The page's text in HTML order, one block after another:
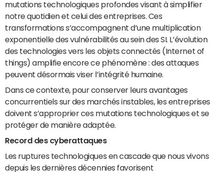
mutations technologiques profondes visant à simplifier
notre quotidien et celui des entreprises. Ces
transformations s’accompagnent d’une multiplication
exponentielle des vulnérabilités au sein des SI. L’évolution
des technologies vers les objets connectés (Internet of
things) amplifie encore ce phénomène : des attaques
peuvent désormais viser l’intégrité humaine.
Dans ce contexte, pour conserver leurs avantages
concurrentiels sur des marchés instables, les entreprises
doivent s’approprier ces mutations technologiques et se
protéger de manière adaptée.
Record des cyberattaques
Les ruptures technologiques en cascade que nous vivons
depuis les dernières décennies favorisent